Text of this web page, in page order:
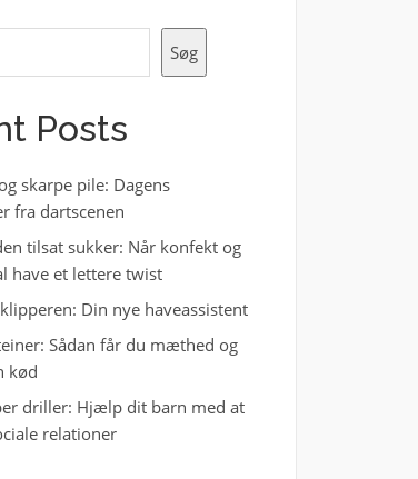
Søg
Posts
skarpe pile: Dagens
fra dartscenen
tilsat sukker: Når konfekt og
have et lettere twist
Din nye haveassistent
Sådan får du mæthed og
kød
driller: Hjælp dit barn med at
relationer